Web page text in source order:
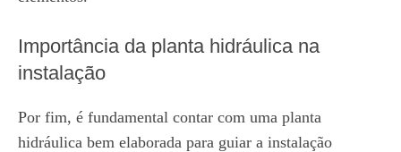
Importância da planta hidráulica na
instalação
Por fim, é fundamental contar com uma planta
hidráulica bem elaborada para guiar a instalação